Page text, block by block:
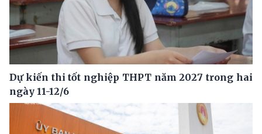
Dự kiến thi tốt nghiệp THPT năm 2027 trong hai
ngày 11-12/6